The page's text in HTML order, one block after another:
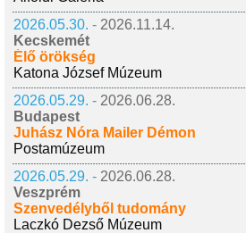
2026.05.30. - 2026.11.14.
Kecskemét
Élő örökség
Katona József Múzeum
2026.05.29. - 2026.06.28.
Budapest
Juhász Nóra Mailer Démon
Postamúzeum
2026.05.29. - 2026.06.28.
Veszprém
Szenvedélyből tudomány
Laczkó Dezső Múzeum